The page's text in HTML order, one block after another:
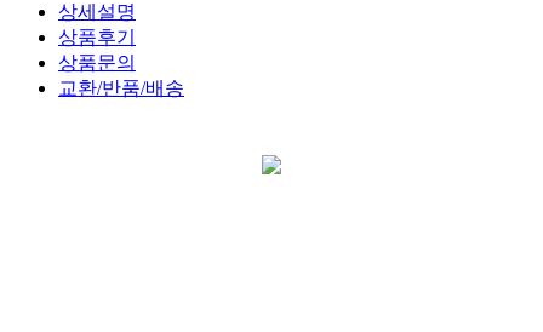
상세설명
상품후기
상품문의
교환/반품/배송